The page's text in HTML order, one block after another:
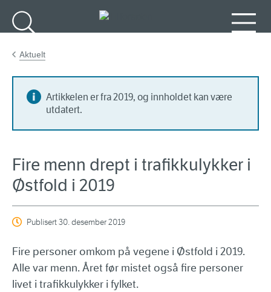
Aktuelt
Artikkelen er fra 2019, og innholdet kan være
utdatert.
Fire menn drept i trafikkulykker i
Østfold i 2019
Publisert30. desember 2019
Fire personer omkom på vegene i Østfold i 2019.
Alle var menn. Året før mistet også fire personer
livet i trafikkulykker i fylket.